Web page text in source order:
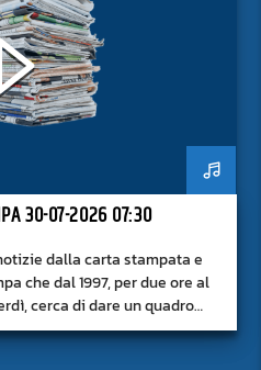
30-07-2026 07:30
dalla carta stampata e
che dal 1997, per due ore al
cerca di dare un quadro
giorno, senza fermarsi alla